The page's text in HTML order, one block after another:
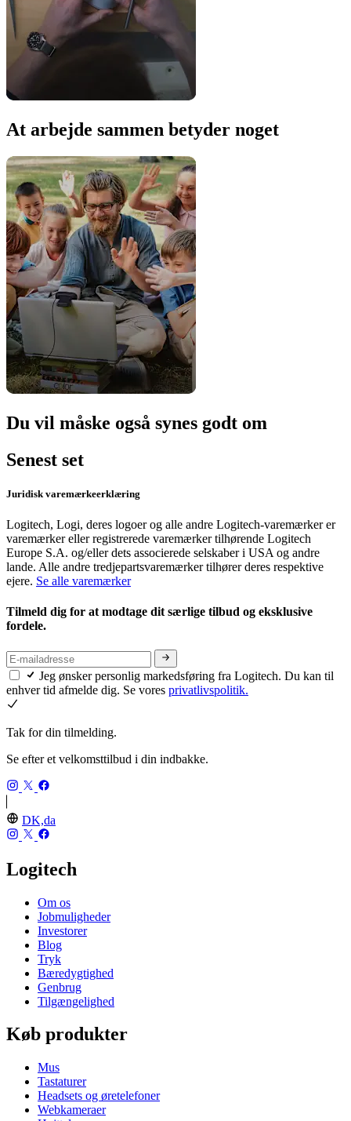
At arbejde sammen betyder noget
Du vil måske også synes godt om
Senest set
Juridisk varemærkeerklæring
Logitech, Logi, deres logoer og alle andre Logitech-varemærker er
varemærker eller registrerede varemærker tilhørende Logitech
Europe S.A. og/eller dets associerede selskaber i USA og andre
lande. Alle andre tredjepartsvaremærker tilhører deres respektive
ejere. Se alle varemærker
Tilmeld dig for at modtage dit særlige tilbud og eksklusive
fordele.
Jeg ønsker personlig markedsføring fra Logitech. Du kan til
enhver tid afmelde dig. Se vores privatlivspolitik.
Tak for din tilmelding.
Se efter et velkomsttilbud i din indbakke.
DK,da
Logitech
Om os
Jobmuligheder
Investorer
Blog
Tryk
Bæredygtighed
Genbrug
Tilgængelighed
Køb produkter
Mus
Tastaturer
Headsets og øretelefoner
Webkameraer